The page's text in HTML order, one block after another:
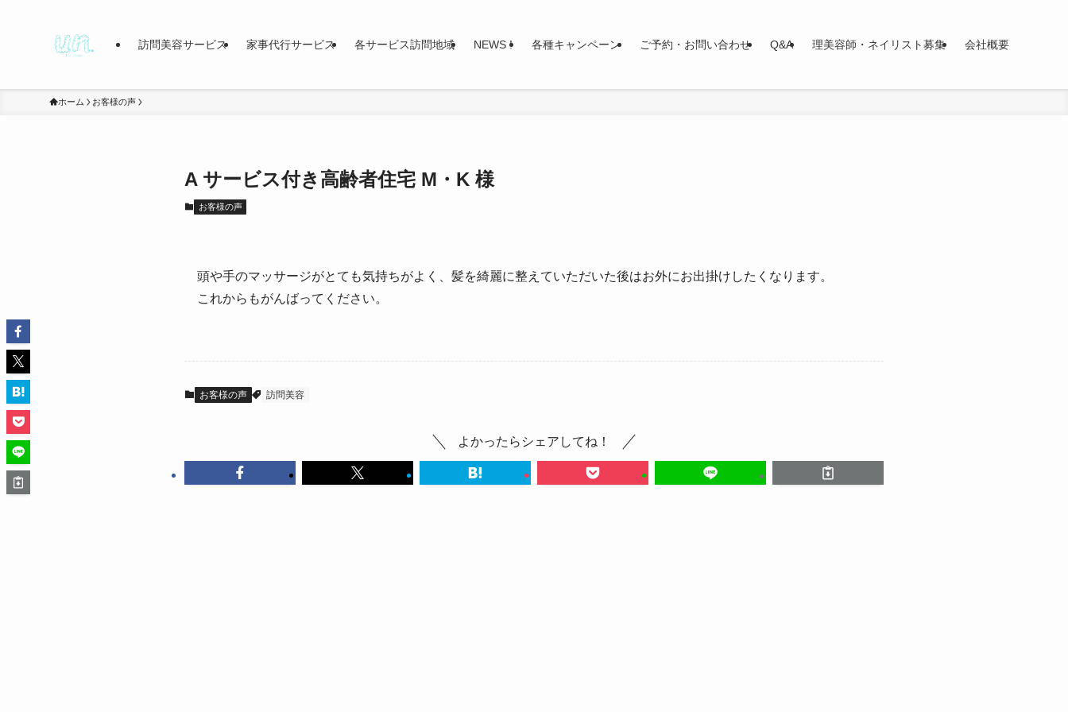
訪問美容サービス 家事代行サービス 各サービス訪問地域 NEWS ! 各種キャンペーン ご予約・お問い合わせ Q&A 理美容師・ネイリスト募集 会社概要
ホーム お客様の声
A サービス付き高齢者住宅 M・K 様
お客様の声
頭や手のマッサージがとても気持ちがよく、髪を綺麗に整えていただいた後はお外にお出掛けしたくなります。
これからもがんばってください。
お客様の声 訪問美容
よかったらシェアしてね！